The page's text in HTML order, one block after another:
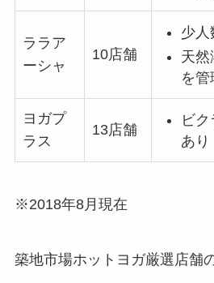
ララア
ーシャ
10店舗
少人
天然
を管
ヨガプ
ラス
13店舗
ビ
あり
※2018年8月現在
築地市場ホットヨガ厳選店舗